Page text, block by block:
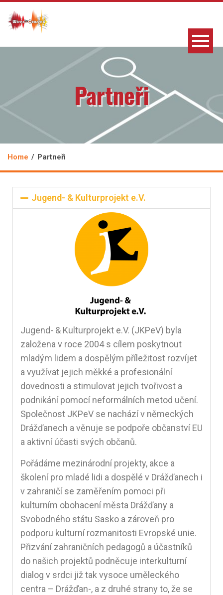
Partneři
Home Partneři
Jugend- & Kulturprojekt e.V.
Jugend- & Kulturprojekt e.V. (JKPeV) byla
založena v roce 2004 s cílem poskytnout
mladým lidem a dospělým příležitost rozvíjet
a využívat jejich měkké a profesionální
dovednosti a stimulovat jejich tvořivost a
podnikání pomocí neformálních metod učení.
Společnost JKPeV se nachází v německých
Drážďanech a věnuje se podpoře občanství EU
a aktivní účasti svých občanů.
Pořádáme mezinárodní projekty, akce a
školení pro mladé lidi a dospělé v Drážďanech i
v zahraničí se zaměřením pomoci při
kulturním obohacení města Drážďany a
Svobodného státu Sasko a zároveň pro
podporu kulturní rozmanitosti Evropské unie.
Přizvání zahraničních pedagogů a účastníků
do našich projektů podněcuje interkulturní
dialog v srdci již tak vysoce uměleckého
centra – Drážďan-, a z druhé strany to, že se